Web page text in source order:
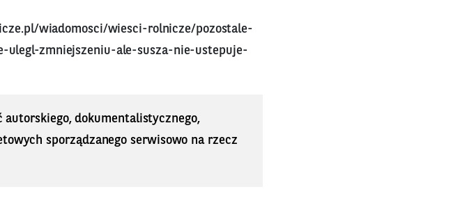
wiadomosci/wiesci-rolnicze/pozostale-
zmniejszeniu-ale-susza-nie-ustepuje-
dokumentalistycznego,
sporządzanego serwisowo na rzecz